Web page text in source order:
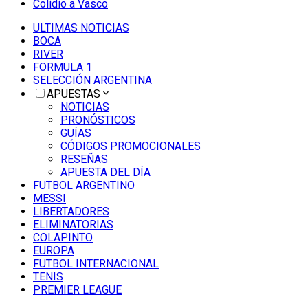
Colidio a Vasco
ULTIMAS NOTICIAS
BOCA
RIVER
FORMULA 1
SELECCIÓN ARGENTINA
APUESTAS
NOTICIAS
PRONÓSTICOS
GUÍAS
CÓDIGOS PROMOCIONALES
RESEÑAS
APUESTA DEL DÍA
FUTBOL ARGENTINO
MESSI
LIBERTADORES
ELIMINATORIAS
COLAPINTO
EUROPA
FUTBOL INTERNACIONAL
TENIS
PREMIER LEAGUE